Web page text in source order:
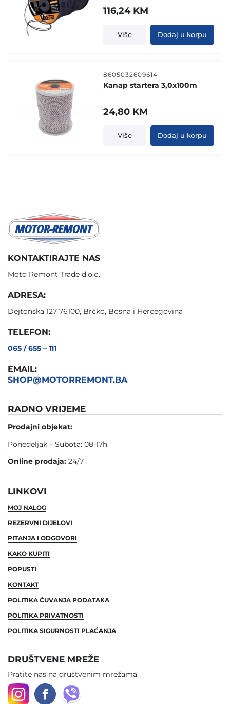
116,24 KM
Više Dodaj u korpu
8605032609614
Kanap startera 3,0x100m
24,80 KM
Više Dodaj u korpu
KONTAKTIRAJTE NAS
Moto Remont Trade d.o.o.
ADRESA:
Dejtonska 127 76100, Brčko, Bosna i Hercegovina
TELEFON:
065 / 655 – 111
EMAIL:
SHOP@MOTORREMONT.BA
RADNO VRIJEME
Prodajni objekat:
Ponedeljak – Subota: 08-17h
Online prodaja: 24/7
LINKOVI
MOJ NALOG
REZERVNI DIJELOVI
PITANJA I ODGOVORI
KAKO KUPITI
POPUSTI
KONTAKT
POLITIKA ČUVANJA PODATAKA
POLITIKA PRIVATNOSTI
POLITIKA SIGURNOSTI PLAĆANJA
DRUŠTVENE MREŽE
Pratite nas na društvenim mrežama